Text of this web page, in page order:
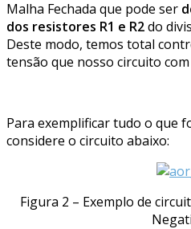
Malha Fechada que pode ser
dos resistores R1 e R2do
Deste modo, temos total
tensão que nosso circuito
Para exemplificar tudo o que
considere o circuito abaixo:
Figura 2 – Exemplo de